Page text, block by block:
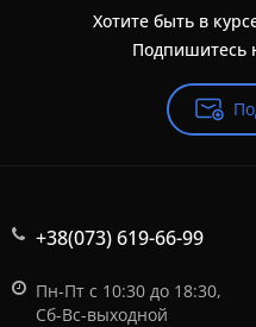
Хотите быть в
Подпишитесь
+38(073) 619-66-99
Пн-Пт с 10:30 до 18:30,
Сб-Вс-выходной